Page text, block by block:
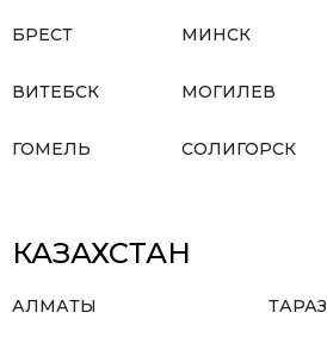
БРЕСТ
ВИТЕБСК
ГОМЕЛЬ
МИНСК
МОГИЛЕВ
СОЛИГОРСК
КАЗАХСТАН
АЛМАТЫ ТАРАЗ